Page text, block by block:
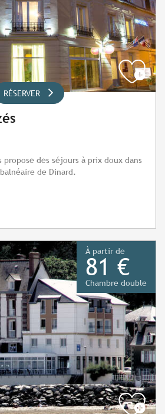
RÉSERVER
propose des séjours à prix doux dans
de Dinard.
À partir de
81 €
Chambre double